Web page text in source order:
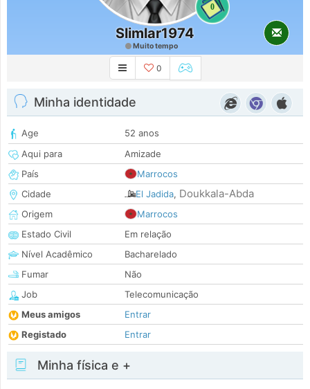
0
Slimlar1974
Muito tempo
0
Minha identidade
Age
52 anos
Aqui para
Amizade
País
Marrocos
Cidade
El Jadida, Doukkala-Abda
Origem
Marrocos
Estado Civil
Em relação
Nível Acadêmico
Bacharelado
Fumar
Não
Job
Telecomunicação
Meus amigos
Entrar
Registado
Entrar
Minha física e +